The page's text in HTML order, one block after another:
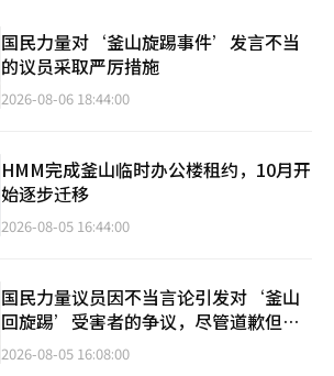
国民力量对‘釜山旋踢事件’发言不当
的议员采取严厉措施
2026-08-06 18:44:00
HMM完成釜山临时办公楼租约，10月开
始逐步迁移
2026-08-05 16:44:00
国民力量议员因不当言论引发对‘釜山
回旋踢’受害者的争议，尽管道歉但余
波未平
2026-08-05 16:08:00